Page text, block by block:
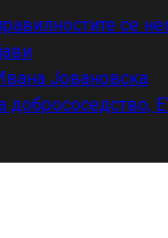
се
Јовановска